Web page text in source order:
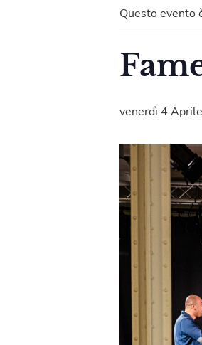
Questo evento
venerdì 4